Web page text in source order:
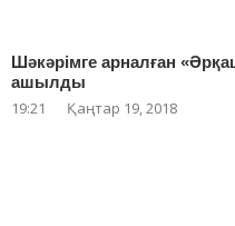
Шәкәрімге арналған
ашылды
19:21 Қаңтар 19, 2018